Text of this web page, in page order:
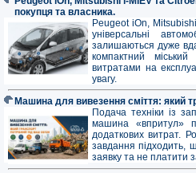
покупця та власника.
Peugeot iOn,
універсальні
залишаються дуже
компактний міський
витратами на
увагу.
Машина для вивезення сміття: який
Подача техніки із
машина «впритул»
додаткових витрат.
завдання підходить,
заявку та не платити